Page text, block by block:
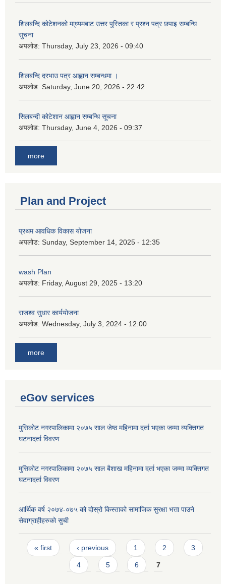
शिलबन्दि कोटेशनको मा्ध्यमबाट उत्तर पुस्तिका र प्रश्न पत्र छपाइ सम्बन्धि
सुचना
अपलोड: Thursday, July 23, 2026 - 09:40
शिलबन्दि दरभाउ पत्र आह्वान सम्बन्धमा ।
अपलोड: Saturday, June 20, 2026 - 22:42
सिलबन्दी कोटेशान आह्वान सम्बन्धि सूचना
अपलोड: Thursday, June 4, 2026 - 09:37
more
Plan and Project
प्रथम आवधिक विकास योजना
अपलोड: Sunday, September 14, 2025 - 12:35
wash Plan
अपलोड: Friday, August 29, 2025 - 13:20
राजश्व सुधार कार्ययोजना
अपलोड: Wednesday, July 3, 2024 - 12:00
more
eGov services
मुसिकोट नगरपालिकामा २०७५ साल जेष्ठ महिनामा दर्ता भएका जम्मा व्यक्तिगत
घटनादर्ता विवरण
मुसिकोट नगरपालिकामा २०७५ साल बैशाख महिनामा दर्ता भएका जम्मा व्यक्तिगत
घटनादर्ता विवरण
आर्थिक वर्ष २०७४-०७५ को दोस्रो किस्ताको सामाजिक सुरक्षा भत्ता पाउने
सेवाग्राहीहरुको सुची
Pages
« first ‹ previous 1 2 3
4 5 6 7